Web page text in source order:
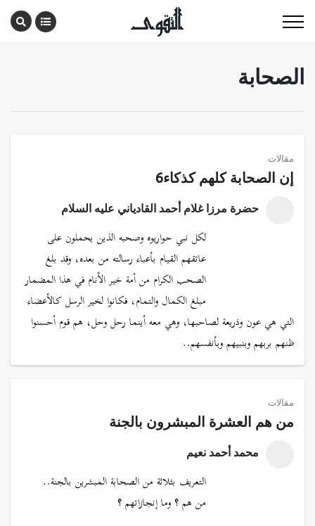
الصحابة
مقالات
إن الصحابة كلهم كذكاء6
حضرة مرزا غلام أحمد القادياني عليه السلام
لكل نبي حواريوه وصحبه الذين يحملون على
عاتقهم القيام بأعباء رسالته من بعده، وقد بلغ
الصحب الكرام من أمة خير الأنام في هذا المضمار
مبلغ الكمال والتمام، فكانوا لخير الرسل كالأعضاء
التي هي عون وذريعة لصاحبها، وهي معه أينما رحل وحل، هم قوم أحسنوا
ظنهم بربهم وبنبيهم وبأنفسهم..
مقالات
من هم العشرة المبشرون بالجنة
محمد أحمد نعيم
التعريف بثلاثة من الصحابة المبشرين بالجنة..
من هم ؟ وما إنجازاتهم ؟